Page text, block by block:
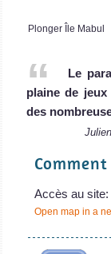
Plonger Île Mabul
Le
plaine de
des
Accès au
Open map in a